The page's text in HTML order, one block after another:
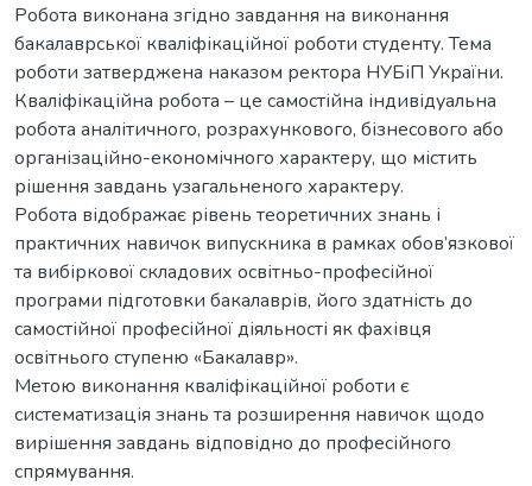
Робота виконана згідно завдання на виконання
бакалаврської кваліфікаційної роботи студенту. Тема
роботи затверджена наказом ректора НУБіП України.
Кваліфікаційна робота – це самостійна індивідуальна
робота аналітичного, розрахункового, бізнесового або
організаційно-економічного характеру, що містить
рішення завдань узагальненого характеру.
Робота відображає рівень теоретичних знань і
практичних навичок випускника в рамках обов’язкової
та вибіркової складових освітньо-професійної
програми підготовки бакалаврів, його здатність до
самостійної професійної діяльності як фахівця
освітнього ступеню «Бакалавр».
Метою виконання кваліфікаційної роботи є
систематизація знань та розширення навичок щодо
вирішення завдань відповідно до професійного
спрямування.